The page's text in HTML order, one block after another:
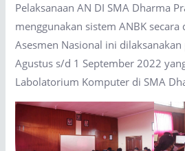
Pelaksanaan AN DI SMA Dharma
menggunakan sistem ANBK secara
Asesmen Nasional ini dilaksanakan
Agustus s/d 1 September 2022
Labolatorium Komputer di SMA